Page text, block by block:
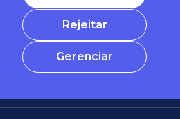
Rejeitar
Gerenciar
nosso DPO (encarregado de dados)